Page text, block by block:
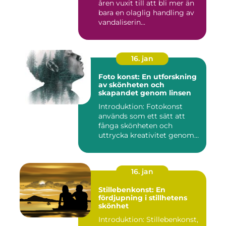
åren vuxit till att bli mer än
bara en olaglig handling av
vandaliserin...
16. jan
Foto konst: En utforskning
av skönheten och
skapandet genom linsen
Introduktion: Fotokonst
används som ett sätt att
fånga skönheten och
uttrycka kreativitet genom
16. jan
Stillebenkonst: En
fördjupning i stillhetens
skönhet
Introduktion: Stillebenkonst,